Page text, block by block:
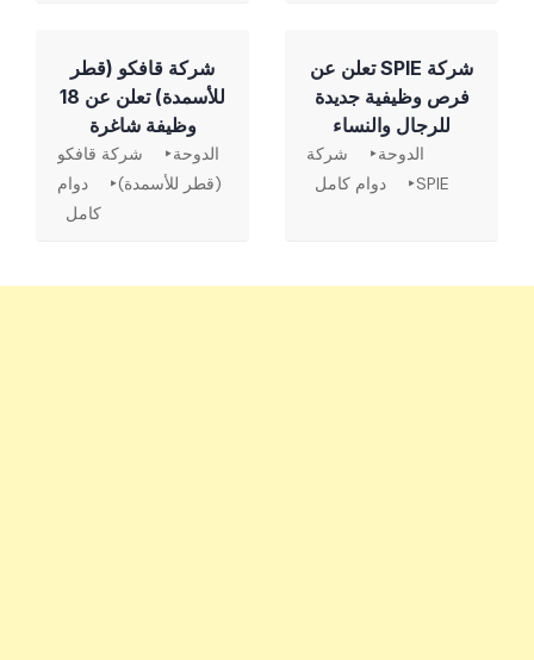
شركة SPIE تعلن عن
فرص وظيفية جديدة
للرجال والنساء
الدوحة
شركة
SPIE
دوام كامل
شركة قافكو (قطر
للأسمدة) تعلن عن 18
وظيفة شاغرة
الدوحة
شركة قافكو
(قطر للأسمدة)
دوام
كامل